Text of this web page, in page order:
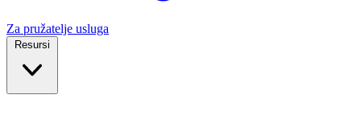
Za pružatelje usluga